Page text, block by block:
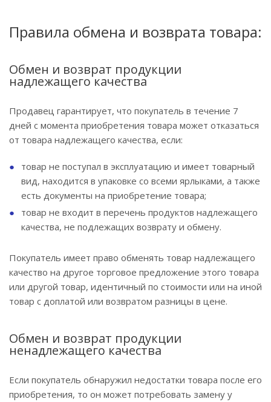
Правила обмена и возврата товара:
Обмен и возврат продукции
надлежащего качества
Продавец гарантирует, что покупатель в течение 7
дней с момента приобретения товара может отказаться
от товара надлежащего качества, если:
товар не поступал в эксплуатацию и имеет товарный
вид, находится в упаковке со всеми ярлыками, а также
есть документы на приобретение товара;
товар не входит в перечень продуктов надлежащего
качества, не подлежащих возврату и обмену.
Покупатель имеет право обменять товар надлежащего
качество на другое торговое предложение этого товара
или другой товар, идентичный по стоимости или на иной
товар с доплатой или возвратом разницы в цене.
Обмен и возврат продукции
ненадлежащего качества
Если покупатель обнаружил недостатки товара после его
приобретения, то он может потребовать замену у